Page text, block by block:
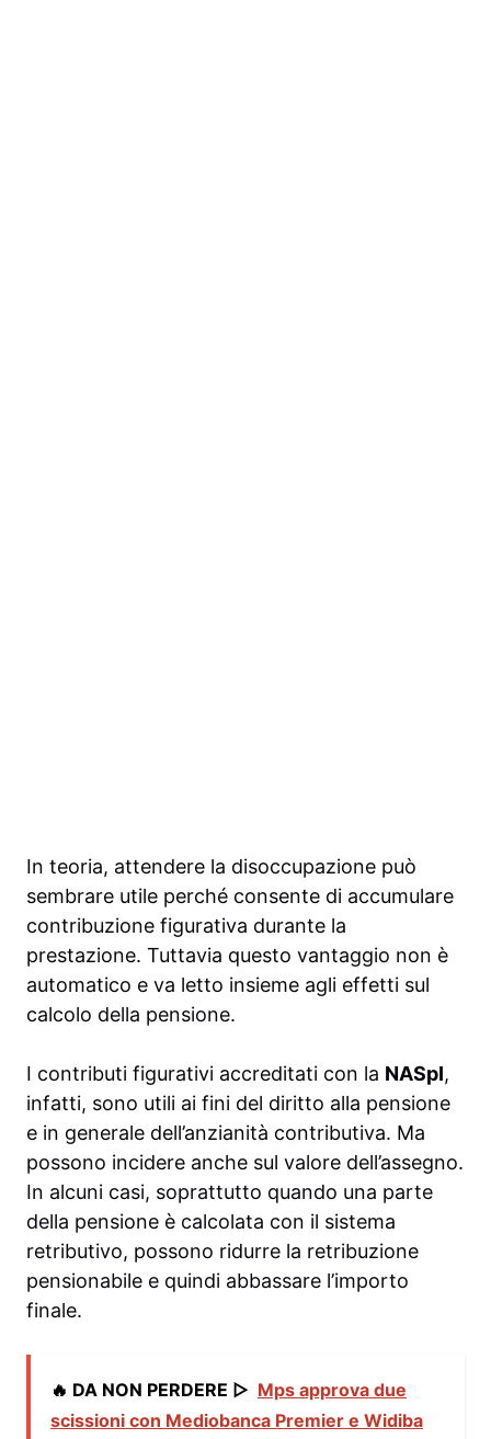
In teoria, attendere la disoccupazione può
sembrare utile perché consente di accumulare
contribuzione figurativa durante la
prestazione. Tuttavia questo vantaggio non è
automatico e va letto insieme agli effetti sul
calcolo della pensione.
I contributi figurativi accreditati con la NASpI,
infatti, sono utili ai fini del diritto alla pensione
e in generale dell’anzianità contributiva. Ma
possono incidere anche sul valore dell’assegno.
In alcuni casi, soprattutto quando una parte
della pensione è calcolata con il sistema
retributivo, possono ridurre la retribuzione
pensionabile e quindi abbassare l’importo
finale.
🔥 DA NON PERDERE ▷ Mps approva due
scissioni con Mediobanca Premier e Widiba